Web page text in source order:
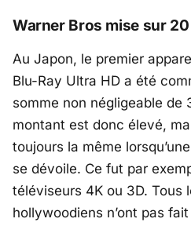
Warner Bros mise sur
Au Japon, le premier
Blu-Ray Ultra HD a été
somme non négligeable de
montant est donc élevé,
toujours la même
se dévoile. Ce fut par
téléviseurs 4K ou 3D. Tous
hollywoodiens n’ont pas